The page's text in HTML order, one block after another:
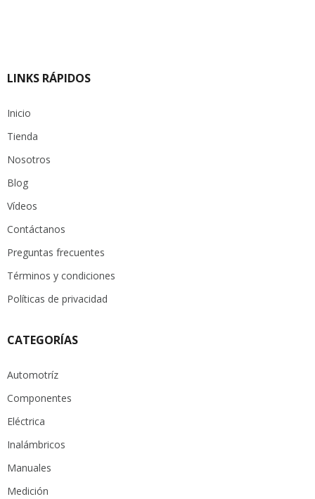
LINKS RÁPIDOS
Inicio
Tienda
Nosotros
Blog
Vídeos
Contáctanos
Preguntas frecuentes
Términos y condiciones
Políticas de privacidad
CATEGORÍAS
Automotríz
Componentes
Eléctrica
Inalámbricos
Manuales
Medición